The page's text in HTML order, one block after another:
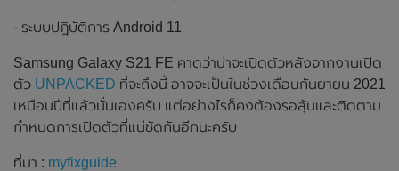
- ระบบปฎิบัติการ Android 11
Samsung Galaxy S21 FE คาดว่าน่าจะเปิดตัวหลังจากงานเปิด
ตัว UNPACKED ที่จะถึงนี้ อาจจะเป็นในช่วงเดือนกันยายน 2021
เหมือนปีที่แล้วนั่นเองครับ แต่อย่างไรก็คงต้องรอลุ้นและติดตาม
กำหนดการเปิดตัวที่แน่ชัดกันอีกนะครับ
ที่มา : myfixguide